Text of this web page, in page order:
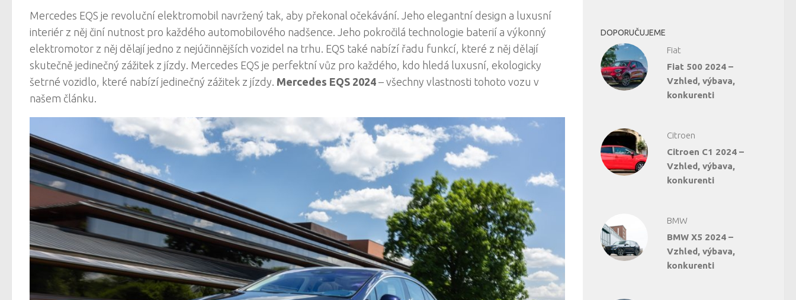
Mercedes EQS je revoluční elektromobil navržený tak, aby překonal očekávání. Jeho elegantní design a luxusní
interiér z něj činí nutnost pro každého automobilového nadšence. Jeho pokročilá technologie baterií a výkonný
elektromotor z něj dělají jedno z nejúčinnějších vozidel na trhu. EQS také nabízí řadu funkcí, které z něj dělají
skutečně jedinečný zážitek z jízdy. Mercedes EQS je perfektní vůz pro každého, kdo hledá luxusní, ekologicky
šetrné vozidlo, které nabízí jedinečný zážitek z jízdy. Mercedes EQS 2024 – všechny vlastnosti tohoto vozu v
našem článku.
DOPORUČUJEME
Fiat
Fiat 500 2024 –
Vzhled, výbava,
konkurenti
Citroen
Citroen C1 2024 –
Vzhled, výbava,
konkurenti
BMW
BMW X5 2024 –
Vzhled, výbava,
konkurenti